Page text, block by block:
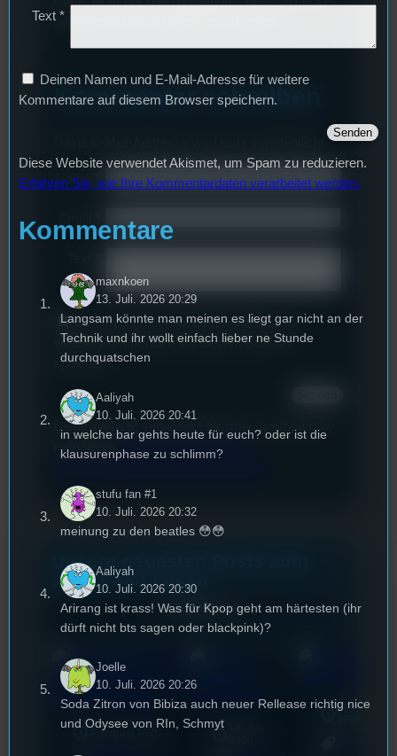
genommen uns ein Interview zu geben.
Kommentar schreiben
Name *
Deinen Namen und E-Mail-Adresse für
weitere Kommentare auf diesem Browser
speichern.
Diese Website verwendet Akismet, um Spam zu
reduzieren. Erfahren Sie, wie Ihre
Unsere neuesten Posts zum
Hören und Lesen
Alle Posts
3. August 2026
17. Juli
Text *
Deinen Namen und E-Mail-Adresse für weitere
Kommentare auf diesem Browser speichern.
Diese Website verwendet Akismet, um Spam zu reduzieren.
Erfahren Sie, wie Ihre Kommentardaten verarbeitet werden.
Kommentare
maxnkoen
13. Juli. 2026 20:29
Langsam könnte man meinen es liegt gar nicht an der
Technik und ihr wollt einfach lieber ne Stunde
durchquatschen
Aaliyah
10. Juli. 2026 20:41
in welche bar gehts heute für euch? oder ist die
klausurenphase zu schlimm?
stufu fan #1
10. Juli. 2026 20:32
meinung zu den beatles 😳😳
Aaliyah
10. Juli. 2026 20:30
Arirang ist krass! Was für Kpop geht am härtesten (ihr
dürft nicht bts sagen oder blackpink)?
Joelle
10. Juli. 2026 20:26
Soda Zitron von Bibiza auch neuer Rellease richtig nice
und Odysee von RIn, Schmyt